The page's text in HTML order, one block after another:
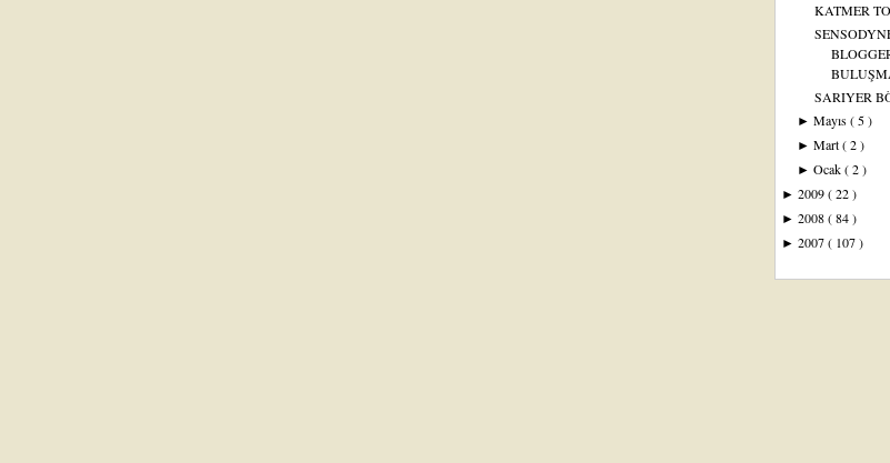
KATMER
SARIYER
►Mayıs( 5 )
►Mart( 2 )
►Ocak( 2 )
► 2009( 22 )
► 2008( 84 )
► 2007( 107 )